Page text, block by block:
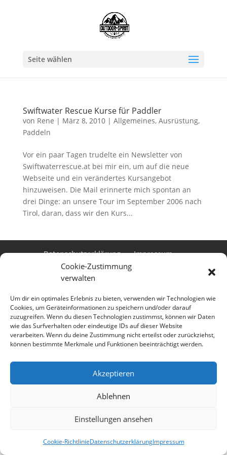
Cookie-Zustimmung
verwalten
Um dir ein optimales Erlebnis zu bieten, verwenden wir Technologien wie
Cookies, um Geräteinformationen zu speichern und/oder darauf
zuzugreifen. Wenn du diesen Technologien zustimmst, können wir Daten
wie das Surfverhalten oder eindeutige IDs auf dieser Website
verarbeiten. Wenn du deine Zustimmung nicht erteilst oder zurückziehst,
können bestimmte Merkmale und Funktionen beeinträchtigt werden.
Akzeptieren
Ablehnen
Einstellungen ansehen
Cookie-RichtlinieDatenschutzerklärungImpressum
Seite wählen
Swiftwater Rescue Kurse für Paddler
von Rene | März 8, 2010| Allgemeines, Ausrüstung,
Paddeln
Vor ein paar Tagen trudelte ein Newsletter von
Swiftwaterrescue.at bei mir ein, um auf die neue
Webseite und ein verändertes Kursangebot
hinzuweisen. Die Mail erinnerte mich spontan an
drei Dinge: an unsere Tour im September 2006 nach
Tirol, daran, dass wir den Kurs...
Datenschutzerklärung
Impressum
Cookie-Richtlinie (EU)
Designed byElegant Themes| Powered by
WordPress